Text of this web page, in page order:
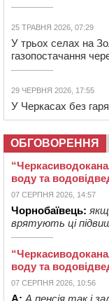
25 ТРАВНЯ 2026, 07:29
У трьох селах на
газопостачання
29 ЧЕРВНЯ 2026, 17:55
У Черкасах без
ОБГОВОРЕННЯ
воду та
07 СЕРПНЯ 2026, 14:57
Чорнобаївець:
врятують ці
воду та
07 СЕРПНЯ 2026, 10:56